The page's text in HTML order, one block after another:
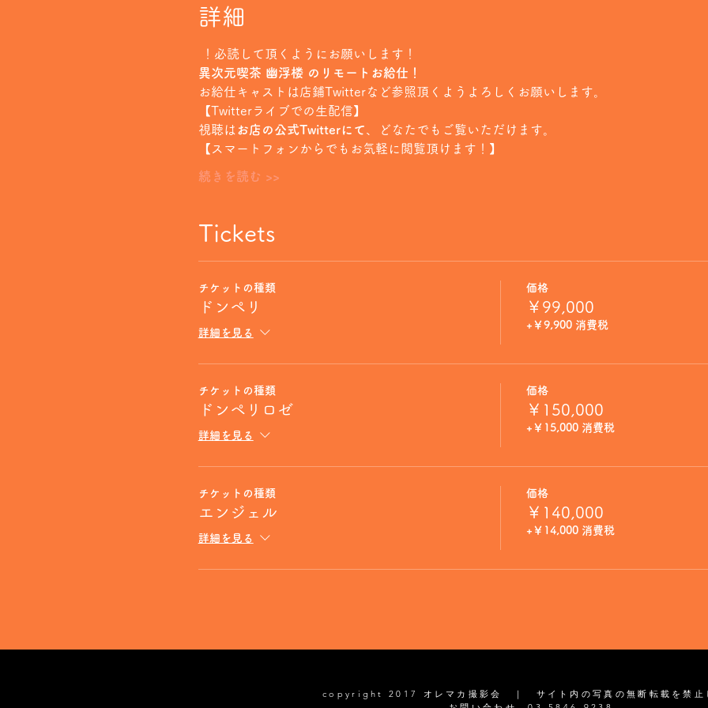
詳細
！必読して頂くようにお願いします！
異次元喫茶 幽浮楼 のリモートお給仕！
お給仕キャストは店鋪Twitterなど参照頂くようよろしくお願いします。
【Twitterライブでの生配信】
視聴は お店の公式Twitterにて
、どなたでもご覧いただけます。
【スマートフォンからでもお気軽に閲覧頂けます！】
続きを読む >>
Tickets
チケットの種類
ドンペリ
詳細を見る
価格
￥99,000
+￥9,900 消費税
チケットの種類
ドンペリロゼ
詳細を見る
価格
￥150,000
+￥15,000 消費税
チケットの種類
エンジェル
詳細を見る
価格
￥140,000
+￥14,000 消費税
copyright 2017 オレマカ撮影会 ｜ サイト内の写真の無断転載を禁止